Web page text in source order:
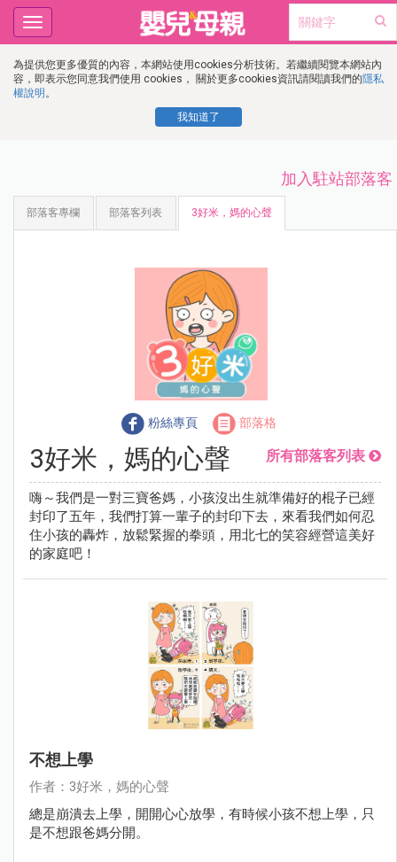
為提供您更多優質的內容，本網站使用cookies分析技術。若繼續閱覽本網站內
容，即表示您同意我們使用 cookies， 關於更多cookies資訊請閱讀我們的隱私
權說明 。
我知道了
Toggle
navigation
加入駐站部落客
部落客專欄 部落客列表 3好米，媽的心聲
粉絲專頁 部落格
3好米，媽的心聲 所有部落客列表
嗨～我們是一對三寶爸媽，小孩沒出生就準備好的棍子已經
封印了五年，我們打算一輩子的封印下去，來看我們如何忍
住小孩的轟炸，放鬆緊握的拳頭，用北七的笑容經營這美好
的家庭吧！
不想上學
作者：3好米，媽的心聲
總是崩潰去上學，開開心心放學，有時候小孩不想上學，只
是不想跟爸媽分開。